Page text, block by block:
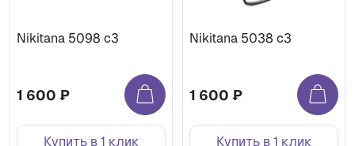
Nikitana 5098 c3
1 600 ₽
Купить в 1 клик
Nikitana 5038 c3
1 600 ₽
Купить в 1 клик